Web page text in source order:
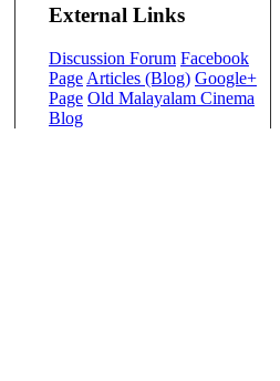
External Links
Discussion Forum Facebook
Page Articles (Blog) Google+
Page Old Malayalam Cinema
Blog